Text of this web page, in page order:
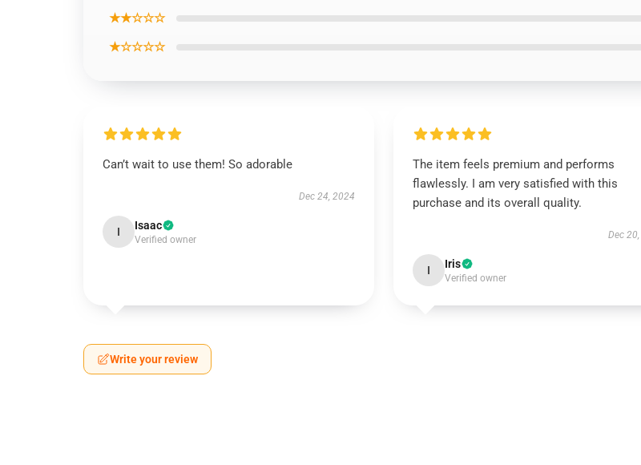
★★☆☆☆
★☆☆☆☆
Can’t wait to use them! So adorable
Dec 24, 2024
I Isaac
Verified owner
The item feels premium and performs
flawlessly. I am very satisfied with this
purchase and its overall quality.
Dec
I Iris
Verified owner
Write your review